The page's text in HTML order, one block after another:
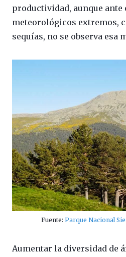
productividad, aunque ante
meteorológicos extremos,
sequías, no se observa esa
Fuente: Parque Nacional
Aumentar la diversidad de